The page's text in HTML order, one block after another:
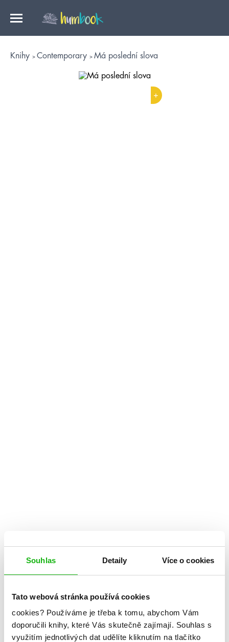
Souhlas Detaily Více o cookies
Tato webová stránka používá cookies
cookies? Používáme je třeba k tomu, abychom Vám
doporučili knihy, které Vás skutečně zajímají. Souhlas s
využitím jednotlivých dat udělíte kliknutím na tlačítko
Knihy Contemporary Má poslední slova
+